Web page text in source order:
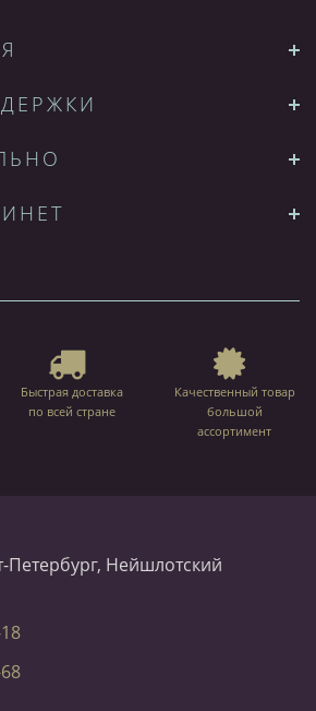
Быстрая доставка
по всей стране
Качественный товар
большой
ассортимент
Петербург, Нейшлотский